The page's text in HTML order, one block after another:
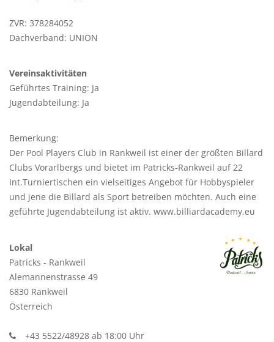
ZVR: 378284052
Dachverband: UNION
Vereinsaktivitäten
Geführtes Training: Ja
Jugendabteilung: Ja
Bemerkung:
Der Pool Players Club in Rankweil ist einer der größten Billard
Clubs Vorarlbergs und bietet im Patricks-Rankweil auf 22
Int.Turniertischen ein vielseitiges Angebot für Hobbyspieler
und jene die Billard als Sport betreiben möchten. Auch eine
geführte Jugendabteilung ist aktiv. www.billiardacademy.eu
Lokal
Patricks - Rankweil
Alemannenstrasse 49
6830 Rankweil
Österreich
+43 5522/48928 ab 18:00 Uhr